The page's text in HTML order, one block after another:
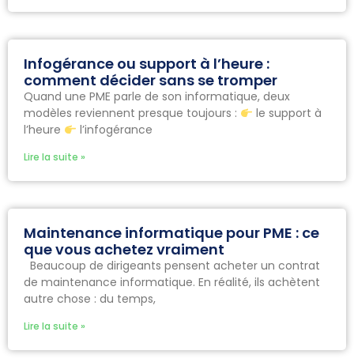
Infogérance ou support à l’heure :
comment décider sans se tromper
Quand une PME parle de son informatique, deux
modèles reviennent presque toujours :
le support à
l’heure
l’infogérance
Lire la suite »
Maintenance informatique pour PME : ce
que vous achetez vraiment
Beaucoup de dirigeants pensent acheter un contrat
de maintenance informatique. En réalité, ils achètent
autre chose : du temps,
Lire la suite »